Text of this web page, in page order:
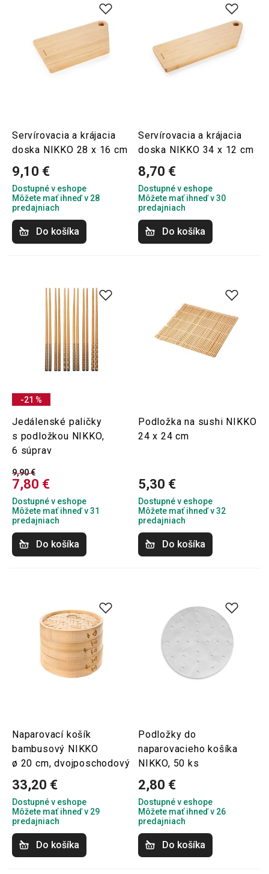
Servírovacia a krájacia
doska NIKKO 28 x 16 cm
9,10 €
Dostupné v eshope
Môžete mať ihneď v 28
predajniach
Do košíka
Servírovacia a krájacia
doska NIKKO 34 x 12 cm
8,70 €
Dostupné v eshope
Môžete mať ihneď v 30
predajniach
Do košíka
-21 %
Jedálenské paličky
s podložkou NIKKO,
6 súprav
9,90 €
7,80 €
Dostupné v eshope
Môžete mať ihneď v 31
predajniach
Do košíka
Podložka na sushi NIKKO
24 x 24 cm
5,30 €
Dostupné v eshope
Môžete mať ihneď v 32
predajniach
Do košíka
Naparovací košík
bambusový NIKKO
ø 20 cm, dvojposchodový
33,20 €
Dostupné v eshope
Môžete mať ihneď v 29
predajniach
Do košíka
Podložky do
naparovacieho košíka
NIKKO, 50 ks
2,80 €
Dostupné v eshope
Môžete mať ihneď v 26
predajniach
Do košíka